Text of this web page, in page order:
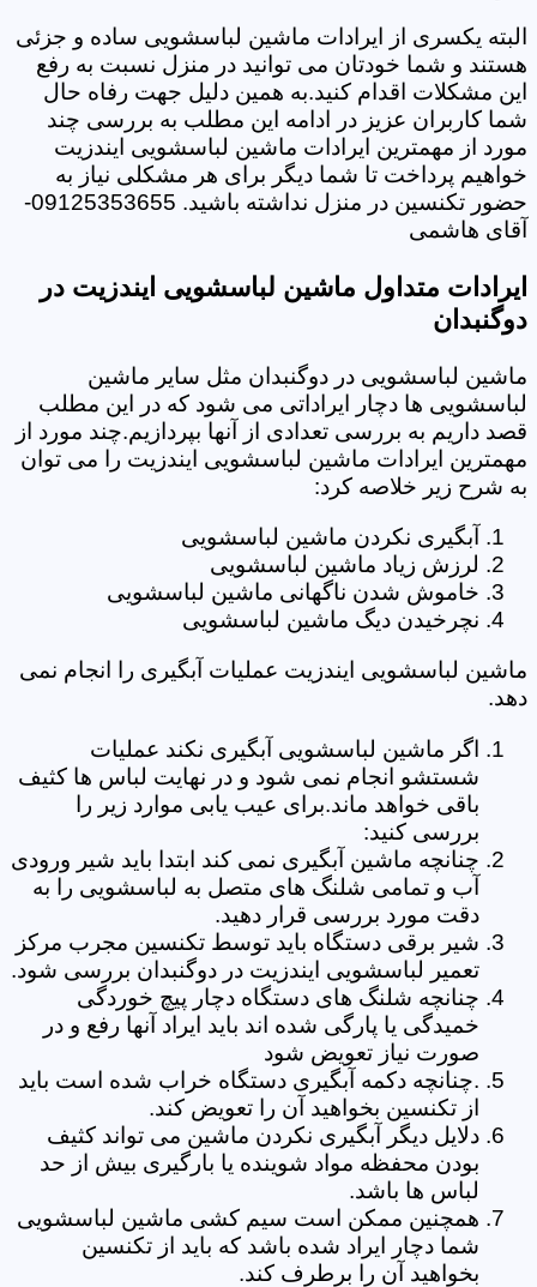
البته یکسری از ایرادات ماشین لباسشویی ساده و جزئی
هستند و شما خودتان می توانید در منزل نسبت به رفع
این مشکلات اقدام کنید.به همین دلیل جهت رفاه حال
شما کاربران عزیز در ادامه این مطلب به بررسی چند
مورد از مهمترین ایرادات ماشین لباسشویی ایندزیت
خواهیم پرداخت تا شما دیگر برای هر مشکلی نیاز به
حضور تکنسین در منزل نداشته باشید. 09125353655-
آقای هاشمی
ایرادات متداول ماشین لباسشویی ایندزیت در
دوگنبدان
ماشین لباسشویی در دوگنبدان مثل سایر ماشین
لباسشویی ها دچار ایراداتی می شود که در این مطلب
قصد داریم به بررسی تعدادی از آنها بپردازیم.چند مورد از
مهمترین ایرادات ماشین لباسشویی ایندزیت را می توان
به شرح زیر خلاصه کرد:
آبگیری نکردن ماشین لباسشویی
لرزش زیاد ماشین لباسشویی
خاموش شدن ناگهانی ماشین لباسشویی
نچرخیدن دیگ ماشین لباسشویی
ماشین لباسشویی ایندزیت عملیات آبگیری را انجام نمی
دهد.
اگر ماشین لباسشویی آبگیری نکند عملیات
شستشو انجام نمی شود و در نهایت لباس ها کثیف
باقی خواهد ماند.برای عیب یابی موارد زیر را
بررسی کنید:
چنانچه ماشین آبگیری نمی کند ابتدا باید شیر ورودی
آب و تمامی شلنگ های متصل به لباسشویی را به
دقت مورد بررسی قرار دهید.
شیر برقی دستگاه باید توسط تکنسین مجرب مرکز
تعمیر لباسشویی ایندزیت در دوگنبدان بررسی شود.
چنانچه شلنگ های دستگاه دچار پیچ خوردگی
خمیدگی یا پارگی شده اند باید ایراد آنها رفع و در
صورت نیاز تعویض شود
.چنانچه دکمه آبگیری دستگاه خراب شده است باید
از تکنسین بخواهید آن را تعویض کند.
دلایل دیگر آبگیری نکردن ماشین می تواند کثیف
بودن محفظه مواد شوینده یا بارگیری بیش از حد
لباس ها باشد.
همچنین ممکن است سیم کشی ماشین لباسشویی
شما دچار ایراد شده باشد که باید از تکنسین
بخواهید آن را برطرف کند.